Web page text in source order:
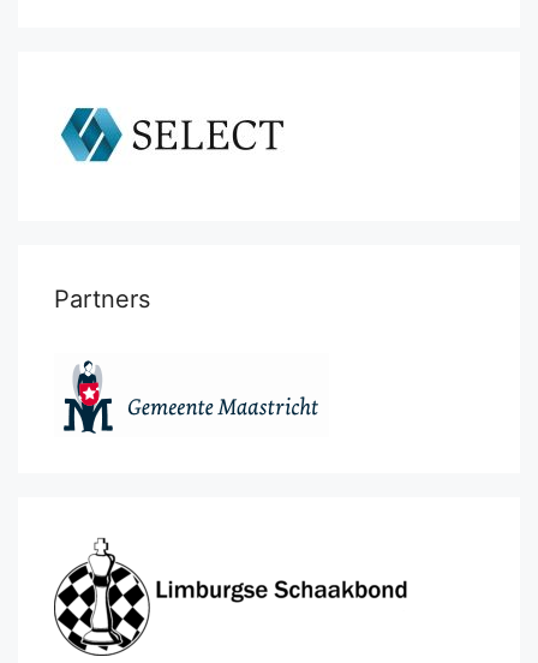
Partners